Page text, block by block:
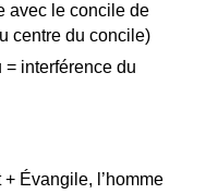
avec le concile de
centre du concile)
= interférence du
Évangile, l’homme